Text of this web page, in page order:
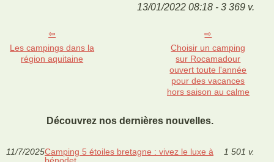
13/01/2022 08:18 - 3 369 v.
Les campings dans la
région aquitaine
Choisir un camping
sur Rocamadour
ouvert toute l'année
pour des vacances
hors saison au calme
Découvrez nos dernières nouvelles.
11/7/2025Camping 5 étoiles bretagne : vivez le luxe à
1 501 v.